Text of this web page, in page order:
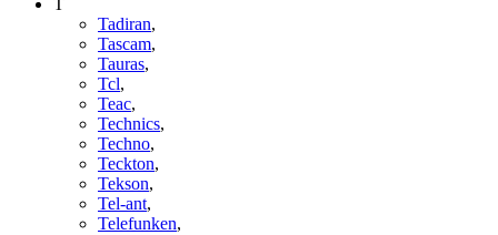
Tadiran,
Tascam,
Tauras,
Tcl,
Teac,
Technics,
Techno,
Teckton,
Tekson,
Tel-ant,
Telefunken,